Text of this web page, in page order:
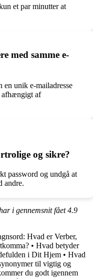
et par minutter at
med samme e-
en unik e-mailadresse
afhængigt af
og sikre?
password og undgå at
andre.
i gennemsnit fået4.9
Hvad er Verber,
• Hvad betyder
i Dit Hjem • Hvad
til vigtig og
du godt igennem